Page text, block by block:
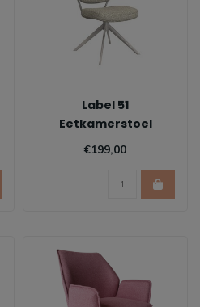
Label 51
Eetkamerstoel
Geneva - Naturel |
€199,00